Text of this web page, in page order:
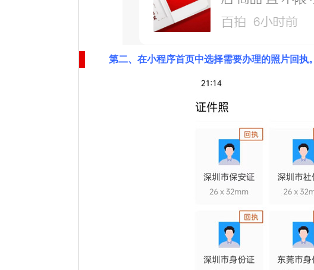
第二、在小程序首页中选择需要办理的照片回执。